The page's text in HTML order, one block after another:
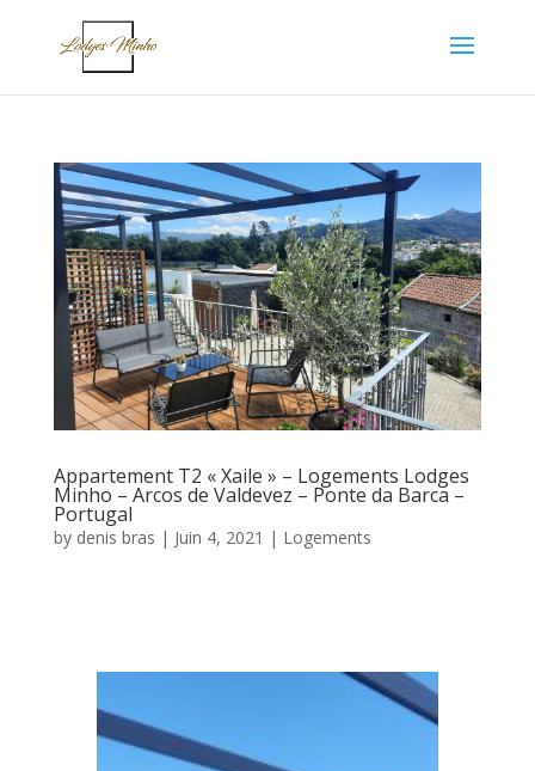
Appartement T2 « Xaile » – Logements Lodges
Minho – Arcos de Valdevez – Ponte da Barca –
Portugal
by denis bras | Juin 4, 2021 | Logements